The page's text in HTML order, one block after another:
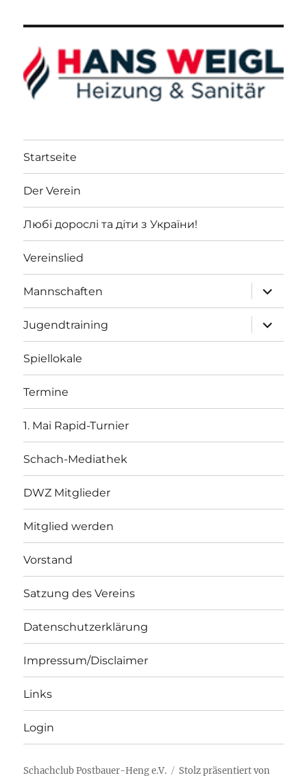
Startseite
Der Verein
Любі дорослі та діти з України!
Vereinslied
Mannschaften
öffnen
Jugendtraining
öffnen
Spiellokale
Termine
1. Mai Rapid-Turnier
Schach-Mediathek
DWZ Mitglieder
Mitglied werden
Vorstand
Satzung des Vereins
Datenschutzerklärung
Impressum/Disclaimer
Links
Login
Schachclub Postbauer-Heng e.V.
Stolz präsentiert von